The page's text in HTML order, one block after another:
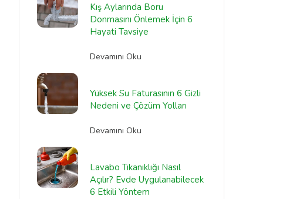
Kış Aylarında Boru
Donmasını Önlemek İçin 6
Hayati Tavsiye
Devamını Oku
Yüksek Su Faturasının 6 Gizli
Nedeni ve Çözüm Yolları
Devamını Oku
Lavabo Tıkanıklığı Nasıl
Açılır? Evde Uygulanabilecek
6 Etkili Yöntem